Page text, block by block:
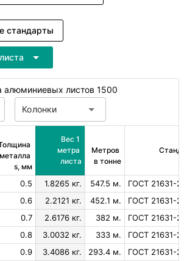
стандарты
алюминиевых листов 1500
Колонки
металла
s, мм
Вес 1
метра
листа
Метров
в тонне
0.5 1.8265 кг. 547.5 м.
ГОСТ 21631-
0.6 2.2121 кг. 452.1 м.
ГОСТ 21631-
0.7 2.6176 кг. 382 м.
ГОСТ 21631-
0.8 3.0032 кг. 333 м.
ГОСТ 21631-
0.9 3.4086 кг. 293.4 м.
ГОСТ 21631-